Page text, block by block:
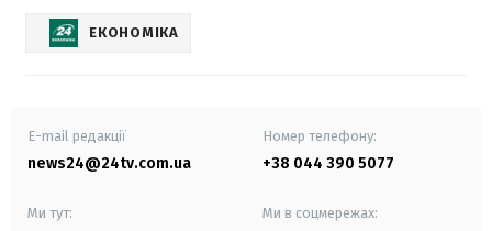
ЕКОНОМІКА
E-mail редакції
news24@24tv.com.ua
Номер телефону:
+38 044 390 5077
Ми тут: Ми в соцмережах: